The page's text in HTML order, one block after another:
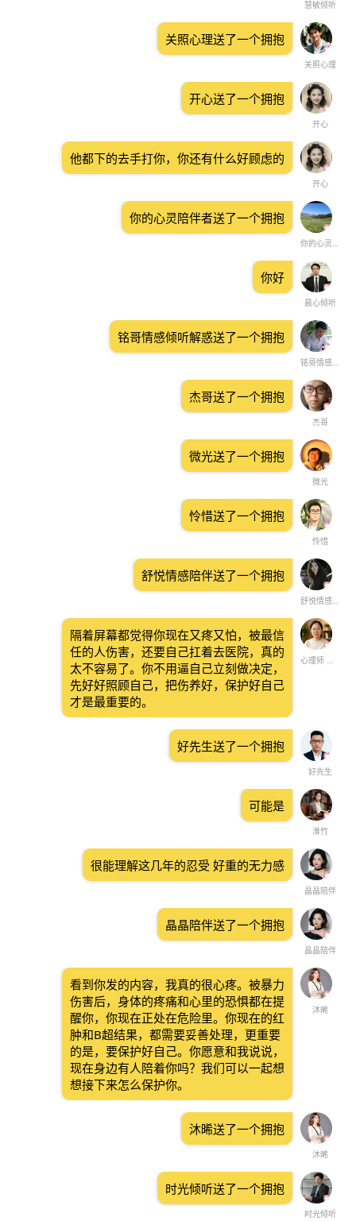
慧敏倾听
关照心理
关照心理送了一个拥抱
开心
开心送了一个拥抱
开心
他都下的去手打你，你还有什么好顾虑的
你的心灵陪伴者
你的心灵陪伴者送了一个拥抱
晨心倾听
你好
铭哥情感倾听解惑
铭哥情感倾听解惑送了一个拥抱
杰哥
杰哥送了一个拥抱
微光
微光送了一个拥抱
怜惜
怜惜送了一个拥抱
舒悦情感陪伴
舒悦情感陪伴送了一个拥抱
心理师 师珍
隔着屏幕都觉得你现在又疼又怕，被最信
任的人伤害，还要自己扛着去医院，真的
太不容易了。你不用逼自己立刻做决定，
先好好照顾自己，把伤养好，保护好自己
才是最重要的。
好先生
好先生送了一个拥抱
淮竹
可能是
晶晶陪伴
很能理解这几年的忍受 好重的无力感
晶晶陪伴
晶晶陪伴送了一个拥抱
沐晞
看到你发的内容，我真的很心疼。被暴力
伤害后，身体的疼痛和心里的恐惧都在提
醒你，你现在正处在危险里。你现在的红
肿和B超结果，都需要妥善处理，更重要
的是，要保护好自己。你愿意和我说说，
现在身边有人陪着你吗？我们可以一起想
想接下来怎么保护你。
沐晞
沐晞送了一个拥抱
时光倾听
时光倾听送了一个拥抱